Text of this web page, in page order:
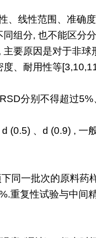
、线性范围、准确
组分, 也不能区分
要原因是对于非球
、耐用性等
分别不得超过
(0.5) 、d (0.9) , 一
同一批次的原料药
重复性试验与中间